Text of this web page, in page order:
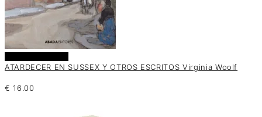
ATARDECER EN SUSSEX Y OTROS ESCRITOS Virginia Woolf
€ 16.00